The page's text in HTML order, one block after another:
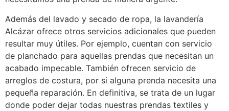
Además del lavado y secado de ropa, la lavandería
Alcázar ofrece otros servicios adicionales que pueden
resultar muy útiles. Por ejemplo, cuentan con servicio
de planchado para aquellas prendas que necesitan un
acabado impecable. También ofrecen servicio de
arreglos de costura, por si alguna prenda necesita una
pequeña reparación. En definitiva, se trata de un lugar
donde poder dejar todas nuestras prendas textiles y